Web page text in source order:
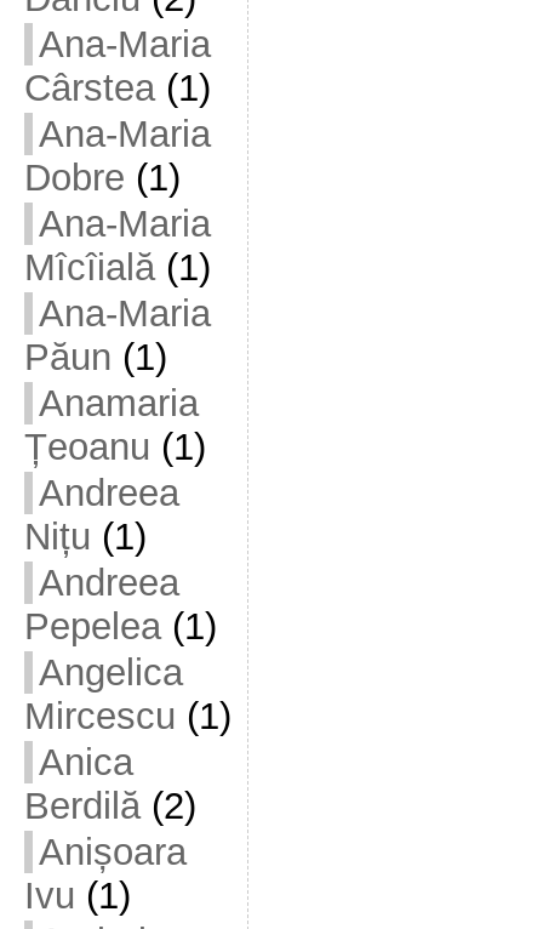
Ana-Maria
Cârstea(1)
Ana-Maria
Dobre (1)
Ana-Maria
Mîcîială(1)
Ana-Maria
Păun (1)
Anamaria
Țeoanu (1)
Andreea
Nițu (1)
Andreea
Pepelea(1)
Angelica
Mircescu (1)
Anica
Berdilă(2)
Anișoara
Ivu (1)